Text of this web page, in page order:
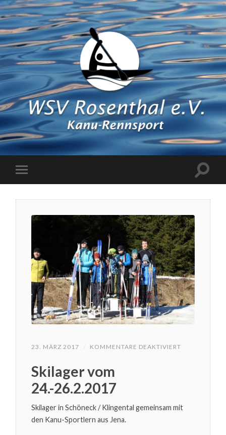
23. MÄRZ 2017 / KOMMENTARE DEAKTIVIERT
SKILAGER
24.-26.2.2017
Skilager vom
24.-26.2.2017
Skilager in Schöneck / Klingental gemeinsam mit
den Kanu-Sportlern aus Jena.